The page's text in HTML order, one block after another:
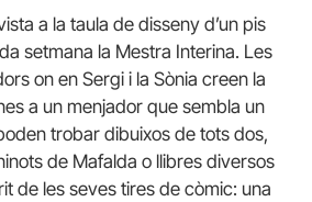
a la taula de disseny d’un pis
setmana la Mestra Interina. Les
on en Sergi i la Sònia creen la
a un menjador que sembla un
trobar dibuixos de tots dos,
de Mafalda o llibres diversos
de les seves tires de còmic: una